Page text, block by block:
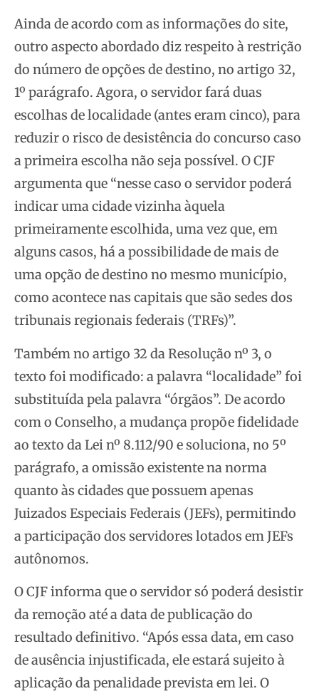
Ainda de acordo com as informações do site,
outro aspecto abordado diz respeito à restrição
do número de opções de destino, no artigo 32,
1º parágrafo. Agora, o servidor fará duas
escolhas de localidade (antes eram cinco), para
reduzir o risco de desistência do concurso caso
a primeira escolha não seja possível. O CJF
argumenta que “nesse caso o servidor poderá
indicar uma cidade vizinha àquela
primeiramente escolhida, uma vez que, em
alguns casos, há a possibilidade de mais de
uma opção de destino no mesmo município,
como acontece nas capitais que são sedes dos
tribunais regionais federais (TRFs)”.
Também no artigo 32 da Resolução nº 3, o
texto foi modificado: a palavra “localidade” foi
substituída pela palavra “órgãos”. De acordo
com o Conselho, a mudança propõe fidelidade
ao texto da Lei nº 8.112/90 e soluciona, no 5º
parágrafo, a omissão existente na norma
quanto às cidades que possuem apenas
Juizados Especiais Federais (JEFs), permitindo
a participação dos servidores lotados em JEFs
autônomos.
O CJF informa que o servidor só poderá desistir
da remoção até a data de publicação do
resultado definitivo. “Após essa data, em caso
de ausência injustificada, ele estará sujeito à
aplicação da penalidade prevista em lei. O